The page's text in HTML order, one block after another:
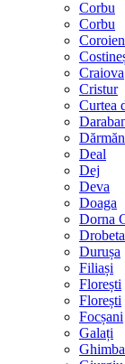
Corbu
Corbu
Craiova
Cristur
Curtea
Deal
Dej
Deva
Doaga
Dorna
Durușa
Filiași
Florești
Florești
Focșani
Galați